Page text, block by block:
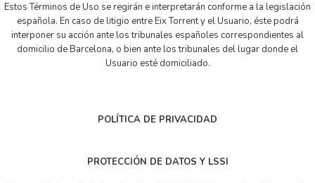
Estos Términos de Uso se regirán e interpretarán conforme a la legislación
española. En caso de litigio entre Eix Torrent y el Usuario, éste podrá
interponer su acción ante los tribunales españoles correspondientes al
domicilio de Barcelona, o bien ante los tribunales del lugar donde el
Usuario esté domiciliado.
POLÍTICA DE PRIVACIDAD
PROTECCIÓN DE DATOS Y LSSI